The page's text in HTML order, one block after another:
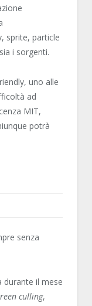
sprite, particle
i sorgenti.
uno alle
ad
MIT,
potrà
senza
durante il mese
culling,